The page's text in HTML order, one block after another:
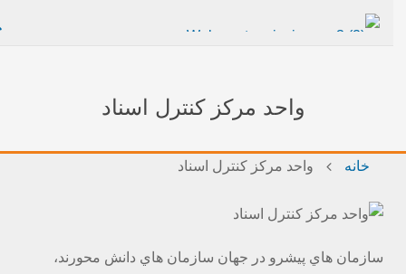
واحد مرکز کنترل اسناد
خانه واحد مرکز کنترل اسناد
سازمان هاي پيشرو در جهان سازمان هاي دانش محورند،